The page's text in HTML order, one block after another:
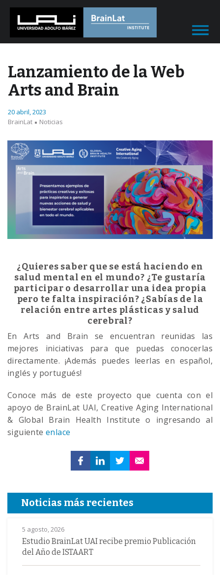
Lanzamiento de la Web
Arts and Brain
20 abril, 2023
BrainLat
Noticias
¿Quieres saber que se está haciendo en
salud mental en el mundo? ¿Te gustaría
participar o desarrollar una idea propia
pero te falta inspiración? ¿Sabías de la
relación entre artes plásticas y salud
cerebral?
En Arts and Brain se encuentran reunidas las
mejores iniciativas para que puedas conocerlas
directamente. ¡Además puedes leerlas en español,
inglés y portugués!
Conoce más de este proyecto que cuenta con el
apoyo de BrainLat UAI, Creative Aging International
& Global Brain Health Institute o ingresando al
siguienteenlace
Noticias más recientes
5 agosto, 2026
Estudio BrainLat UAI recibe premio Publicación
del Año de ISTAART